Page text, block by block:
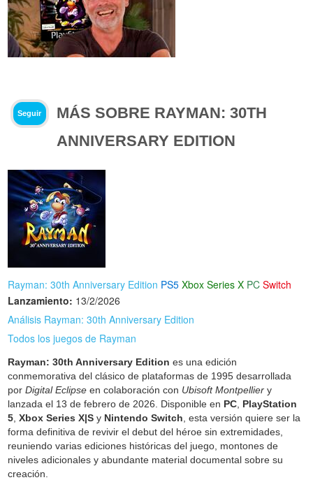
Seguir
MÁS SOBRE RAYMAN: 30TH
ANNIVERSARY EDITION
Rayman: 30th Anniversary Edition PS5 Xbox Series X PC Switch
Lanzamiento: 13/2/2026
Análisis Rayman: 30th Anniversary Edition
Todos los juegos de Rayman
Rayman: 30th Anniversary Edition es una edición
conmemorativa del clásico de plataformas de 1995 desarrollada
porDigital Eclipse en colaboración con Ubisoft Montpellier y
lanzada el 13 de febrero de 2026. Disponible en PC PlayStation
5 ,Xbox Series X|S y Nintendo Switch , esta versión quiere ser la
forma definitiva de revivir el debut del héroe sin extremidades,
reuniendo varias ediciones históricas del juego, montones de
niveles adicionales y abundante material documental sobre su
creación.